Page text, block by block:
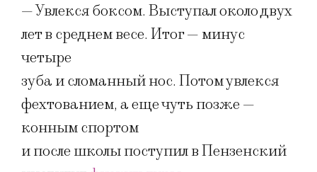
— Увлекся боксом. Выступал около двух
лет в среднем весе. Итог — минус
четыре
зуба и сломанный нос. Потом увлекся
фехтованием, а еще чуть позже —
конным спортом
и после школы поступил в Пензенский